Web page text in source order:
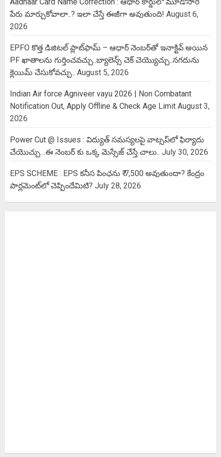
పేరు మార్చుకోవాలా..? ఇలా చేస్తే ఈజీగా అవుతుంది! August 6,
2026
EPFO కొత్త డిజిటల్ ప్లాట్‌ఫామ్‌ – ఆధార్ నెంబర్‌తో ఇనాక్టివ్ అయిన
PF ఖాతాలను గుర్తించవచ్చు..బ్యాలెన్స్ చెక్ చెయ్యొచ్చు..నగదును
క్లెయిమ్ చేసుకోవచ్చు.. August 5, 2026
Indian Air force Agniveer vayu 2026 | Non Combatant
Notification Out, Apply Offline & Check Age Limit August 3,
2026
Power Cut @ Issues : విద్యుత్ సమస్యలపై వాట్సప్‌లో ఫిర్యాదు
చేయొచ్చు…ఈ నెంబర్ కు ఒక్క మెస్సేజ్ చేస్తే చాలు.. July 30, 2026
EPS SCHEME : EPS కనీస పింఛను ₹ 7,500 అవుతుందా? కేంద్రం
పార్లమెంట్‌లో చెప్పిందేమిటి? July 28, 2026